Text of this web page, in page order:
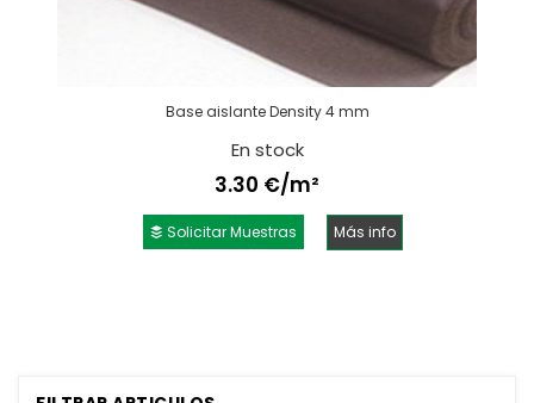
Base aislante Density 4 mm
En stock
3.30 €/m²
Solicitar Muestras Más info